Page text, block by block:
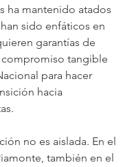
ha mantenido atados
sido enfáticos en
garantías de
tangible
para hacer
hacia
no es aislada. En el
también en el